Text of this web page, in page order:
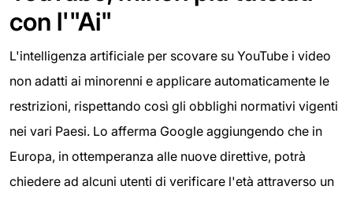
con l'"Ai"
L'intelligenza artificiale per scovare su YouTube i video
non adatti ai minorenni e applicare automaticamente le
restrizioni, rispettando così gli obblighi normativi vigenti
nei vari Paesi. Lo afferma Google aggiungendo che in
Europa, in ottemperanza alle nuove direttive, potrà
chiedere ad alcuni utenti di verificare l'età attraverso un